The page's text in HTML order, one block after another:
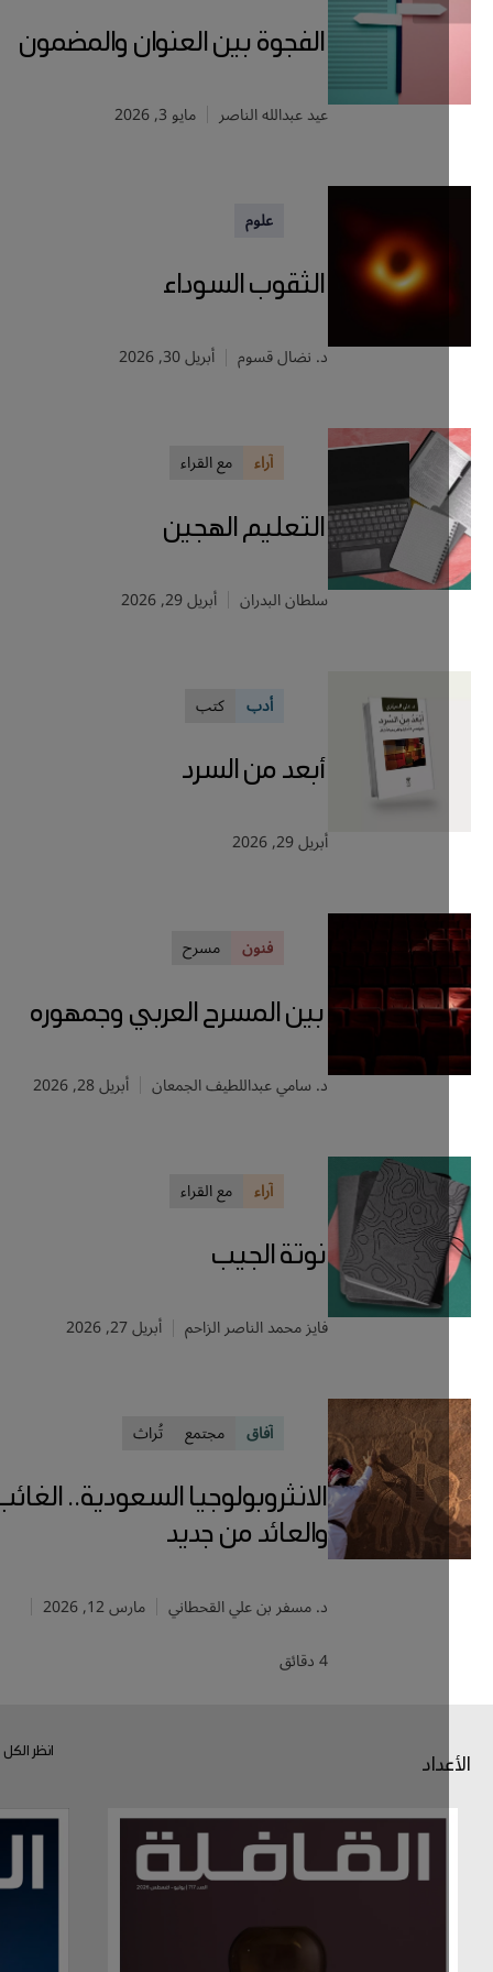
الفجوة بين العنوان والمضمون
عيد عبدالله الناصر مايو 3, 2026
الثقوب السوداء
د. نضال قسوم أبريل 30, 2026
مع القراء
التعليم الهجين
سلطان البدران أبريل 29, 2026
كتب
أبعد من السرد
مسرح
بين المسرح العربي وجمهوره
د. سامي عبداللطيف الجمعان أبريل 28, 2026
مع القراء
نوتة الجيب
فايز محمد الناصر الزاحم أبريل 27, 2026
مجتمع تُراث
الانثروبولوجيا السعودية.. الغائب
والعائد من جديد
د. مسفر بن علي القحطاني
مارس 12, 2026
انظر الكل